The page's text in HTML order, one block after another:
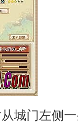
城门左侧